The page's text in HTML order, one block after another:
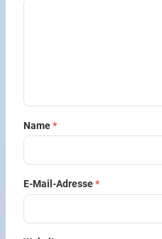
Name*
E-Mail-Adresse*